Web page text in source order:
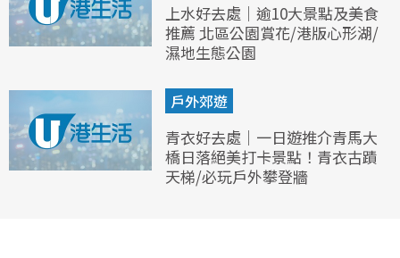
上水好去處｜逾10大景點及美食
推薦 北區公園賞花/港版心形湖/
濕地生態公園
戶外郊遊
青衣好去處｜一日遊推介青馬大
橋日落絕美打卡景點！青衣古蹟
天梯/必玩戶外攀登牆